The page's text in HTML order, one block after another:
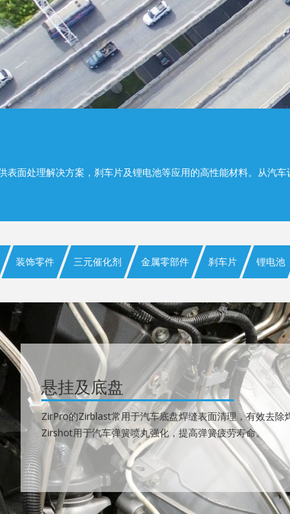
面处理解决方案，刹车片及锂电池等应用的高性能材料。从汽
装饰零件 三元催化剂 金属零部件 刹车片 锂电池
悬挂及底盘
ZirPro的Zirblast常用于汽车底盘焊缝表面清理，有效去除
Zirshot用于汽车弹簧喷丸强化，提高弹簧疲劳寿命。